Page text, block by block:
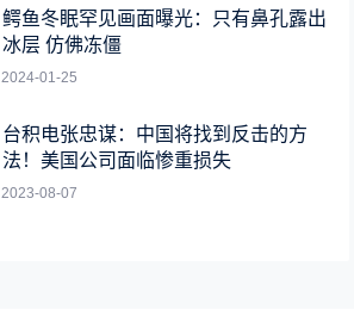
鳄鱼冬眠罕见画面曝光：只有鼻孔露出
冰层 仿佛冻僵
2024-01-25
台积电张忠谋：中国将找到反击的方
法！美国公司面临惨重损失
2023-08-07